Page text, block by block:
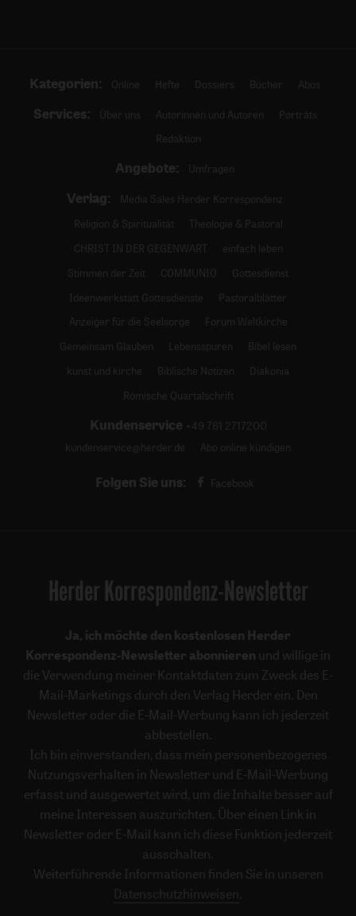
Kategorien: Online Hefte Dossiers Bücher Abos
Services: Über uns Autorinnen und Autoren
Porträts
Redaktion
Angebote: Umfragen
Verlag:
Media Sales Herder Korrespondenz
Religion & Spiritualität
Theologie & Pastoral
CHRIST IN DER GEGENWART
einfach leben
Stimmen der Zeit
COMMUNIO
Gottesdienst
Ideenwerkstatt Gottesdienste
Pastoralblätter
Anzeiger für die Seelsorge
Forum Weltkirche
Gemeinsam Glauben
Lebensspuren
Bibel lesen
kunst und kirche
Biblische Notizen
Diakonia
Römische Quartalschrift
Kundenservice +49 761 2717200
kundenservice@herder.de
Abo online kündigen
Folgen Sie uns: Facebook
Herder Korrespondenz-Newsletter
Ja, ich möchte den kostenlosen Herder
Korrespondenz-Newsletter abonnieren und willige in
die Verwendung meiner Kontaktdaten zum Zweck des E-
Mail-Marketings durch den Verlag Herder ein. Den
Newsletter oder die E-Mail-Werbung kann ich jederzeit
abbestellen.
Ich bin einverstanden, dass mein personenbezogenes
Nutzungsverhalten in Newsletter und E-Mail-Werbung
erfasst und ausgewertet wird, um die Inhalte besser auf
meine Interessen auszurichten. Über einen Link in
Newsletter oder E-Mail kann ich diese Funktion jederzeit
ausschalten.
Weiterführende Informationen finden Sie in unseren
Datenschutzhinweisen .